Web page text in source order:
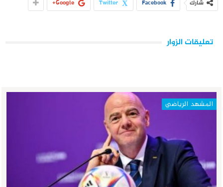
شارك Facebook
Twitter
Google+
تعليقات الزوار
المشهد الرياضي